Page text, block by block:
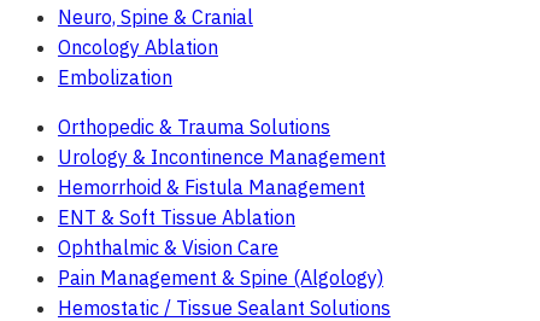
Neuro, Spine & Cranial
Oncology Ablation
Embolization
Orthopedic & Trauma Solutions
Urology & Incontinence Management
Hemorrhoid & Fistula Management
ENT & Soft Tissue Ablation
Ophthalmic & Vision Care
Pain Management & Spine (Algology)
Hemostatic / Tissue Sealant Solutions